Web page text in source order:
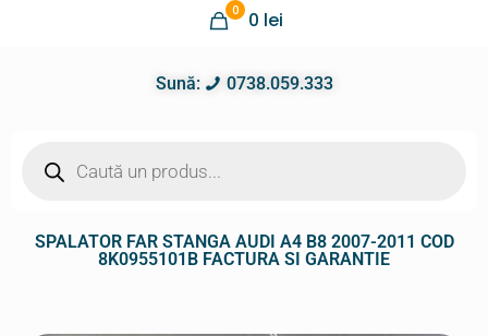
0 0 lei
Sună: 0738.059.333
SPALATOR FAR STANGA AUDI A4 B8 2007-2011 COD
8K0955101B FACTURA SI GARANTIE